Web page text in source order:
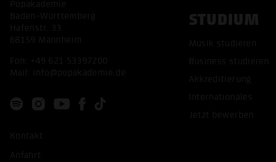
Popakademie
Baden-Württemberg
Hafenstr. 33
68159 Mannheim
Fon: +49 621 53397200
Mail: info@popakademie.de
Kontakt
Anfahrt
STUDIUM
Musik studieren
Business studieren
Akkreditierung
Internationales
Jetzt bewerben